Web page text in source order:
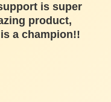
is super
product,
a champion!!